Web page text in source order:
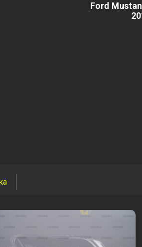
Ford